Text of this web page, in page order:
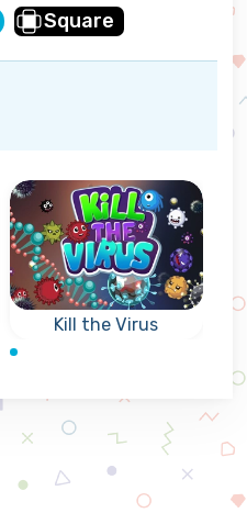
Square
Kill the Virus
lichtbundel